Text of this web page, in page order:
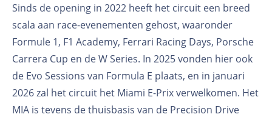
Sinds de opening in 2022 heeft het circuit een breed
scala aan race-evenementen gehost, waaronder
Formule 1, F1 Academy, Ferrari Racing Days, Porsche
Carrera Cup en de W Series. In 2025 vonden hier ook
de Evo Sessions van Formula E plaats, en in januari
2026 zal het circuit het Miami E-Prix verwelkomen. Het
MIA is tevens de thuisbasis van de Precision Drive